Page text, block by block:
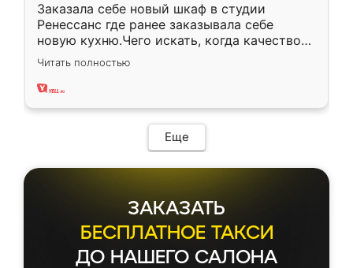
Заказала себе новый шкаф в студии
Ренессанс где ранее заказывала себе
новую кухню.Чего искать, когда качеством
вполне довольна. Служит кухня уже почти
два года, нареканий нет.
Читать полностью
Еще
ЗАКАЗАТЬ
БЕСПЛАТНОЕ ТАКСИ
ДО НАШЕГО САЛОНА